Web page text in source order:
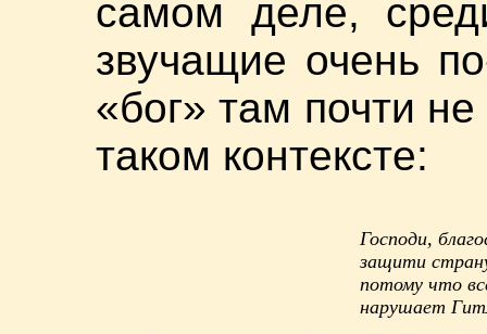
самом деле,
звучащие очень
«бог» там почти
таком контексте:
Господи,
защити
потому что
нарушает